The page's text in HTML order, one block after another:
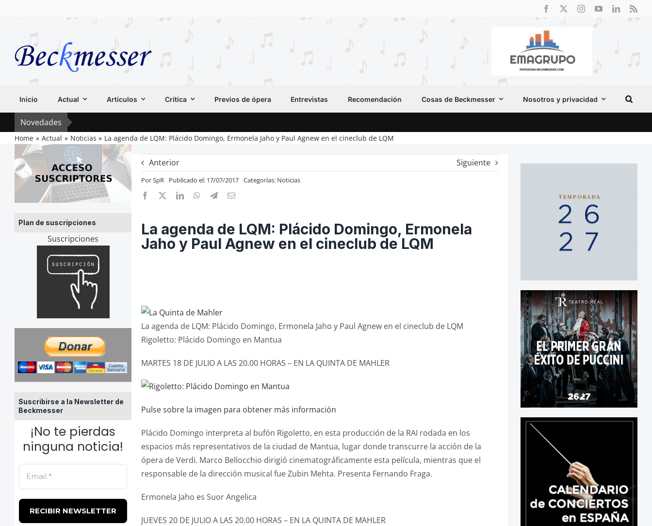
Inicio Actual Artículos Crítica Previos de ópera Entrevistas Recomendación Cosas de Beckmesser Nosotros y privacidad
Novedades
Home Actual Noticias La agenda de LQM: Plácido Domingo, Ermonela Jaho y Paul Agnew en el cineclub de LQM
Plan de suscripciones
Suscripciones
Suscribirse a la Newsletter de
Beckmesser
¡No te pierdas
ninguna noticia!
Anterior Siguiente
PorSpR Publicado el: 17/07/2017 Categorías: Noticias
La agenda de LQM: Plácido Domingo, Ermonela
Jaho y Paul Agnew en el cineclub de LQM
La agenda de LQM: Plácido Domingo, Ermonela Jaho y Paul Agnew en el cineclub de LQM
Rigoletto: Plácido Domingo en Mantua
MARTES 18 DE JULIO A LAS 20.00 HORAS – EN LA QUINTA DE MAHLER
Pulse sobre la imagen para obtener más información
Plácido Domingo interpreta al bufón Rigoletto, en esta producción de la RAI rodada en los
espacios más representativos de la ciudad de Mantua, lugar donde transcurre la acción de la
ópera de Verdi. Marco Bellocchio dirigió cinematográficamente esta película, mientras que el
responsable de la dirección musical fue Zubin Mehta. Presenta Fernando Fraga.
Ermonela Jaho es Suor Angelica
JUEVES 20 DE JULIO A LAS 20.00 HORAS – EN LA QUINTA DE MAHLER